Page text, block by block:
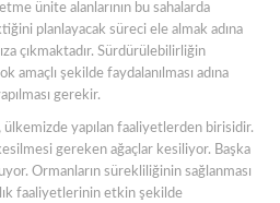
ünite alanlarının bu sahalarda
planlayacak süreci ele almak adına
çıkmaktadır. Sürdürülebilirliğin
amaçlı şekilde faydalanılması adına
gerekir.
ülkemizde yapılan faaliyetlerden birisidir.
gereken ağaçlar kesiliyor. Başka
Ormanların sürekliliğinin sağlanması
faaliyetlerinin etkin şekilde